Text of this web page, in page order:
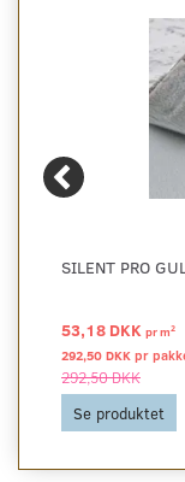
SILENT PRO
53,18 DKK prm2
292,50 DKK pr
292,50 DKK
Se produktet